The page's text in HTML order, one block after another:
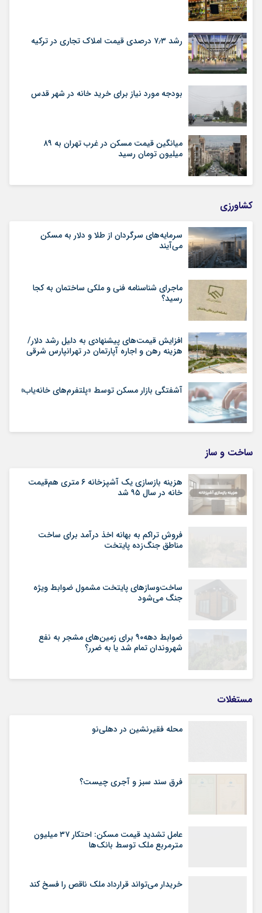
رشد ۷٫۳ درصدی قیمت‌ املاک تجاری در ترکیه
بودجه مورد نیاز برای خرید خانه در شهر قدس
میانگین قیمت مسکن در غرب تهران به ۸۹
میلیون تومان رسید
کشاورزی
سرمایه‌های سرگردان از طلا و دلار به مسکن
می‌آیند
ماجرای شناسنامه‌ فنی و ملکی ساختمان به کجا
رسید؟
افزایش قیمت‌های پیشنهادی به دلیل رشد دلار/
هزینه رهن و اجاره آپارتمان در تهرانپارس شرقی
آشفتگی بازار مسکن توسط «پلتفرم‌های خانه‌یاب»
ساخت و ساز
هزینه بازسازی یک آشپزخانه ۶ متری هم‌قیمت
خانه در سال ۹۵ شد
فروش تراکم به بهانه اخذ درآمد برای ساخت
مناطق جنگ‌زده پایتخت
ساخت‌وسازهای پایتخت مشمول ضوابط ویژه
جنگ می‌شود
ضوابط دهه۹۰ برای زمین‌های مشجر به نفع
شهروندان تمام شد یا به ضرر؟
مستغلات
محله فقیرنشین در دهلی‏‌نو
فرق سند سبز و آجری چیست؟
عامل تشدید قیمت مسکن: احتکار ۳۷ میلیون
مترمربع ملک توسط بانک‌ها
خریدار می‌تواند قرارداد ملک ناقص را فسخ کند